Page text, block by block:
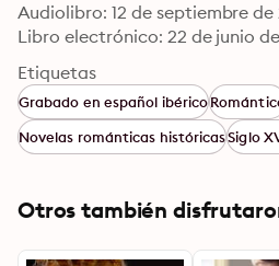
Audiolibro: 12 de septiembre de
Libro electrónico: 22 de junio de
Etiquetas
Grabado en español ibérico
Novelas románticas históricasSiglo
Otros también